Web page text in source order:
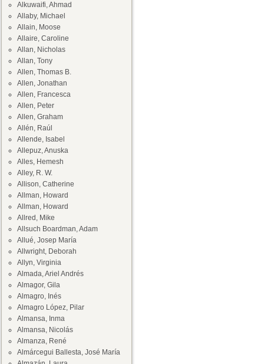
Alkuwaifi, Ahmad
Allaby, Michael
Allain, Moose
Allaire, Caroline
Allan, Nicholas
Allan, Tony
Allen, Thomas B.
Allen, Jonathan
Allen, Francesca
Allen, Peter
Allen, Graham
Allén, Raúl
Allende, Isabel
Allepuz, Anuska
Alles, Hemesh
Alley, R. W.
Allison, Catherine
Allman, Howard
Allman, Howard
Allred, Mike
Allsuch Boardman, Adam
Allué, Josep María
Allwright, Deborah
Allyn, Virginia
Almada, Ariel Andrés
Almagor, Gila
Almagro, Inés
Almagro López, Pilar
Almansa, Inma
Almansa, Nicolás
Almanza, René
Almárcegui Ballesta, José María